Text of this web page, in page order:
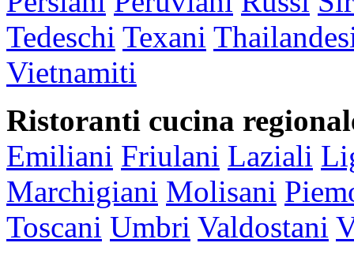
Tedeschi Texani
Vietnamiti
Ristoranti cucina
Emiliani Friulani Laziali
Marchigiani Molisani
Toscani Umbri Valdostani